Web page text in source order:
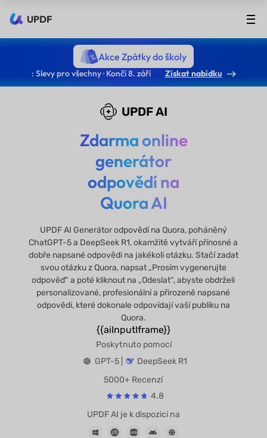
UPDF
Akce Zpátky do školy
: Slevy pro všechny · Končí 8. září Získat nabídku
UPDF AI
Zdarma online
generátor
odpovědí na
Quora AI
UPDF AI Generátor odpovědí na Quora, poháněný
ChatGPT-5 a DeepSeek R1, okamžitě vytváří přínosné a
dobře napsané odpovědi na jakékoli otázku. Stačí zadat
svou otázku z Quora, napsat „Prosím vygenerujte
odpověď“ a poté kliknout na „Odeslat“, abyste obdrželi
personalizované, profesionální a přirozeně napsané
odpovědi, které dokonale odpovídají vaší publiku na
Quora.
{{aiInputIframe}}
Poskytnuto pomocí
GPT-5 |
DeepSeek R1
5000+ Recenzí